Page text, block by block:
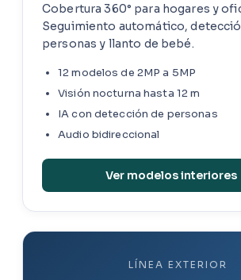
Cobertura 360° para hogares y
Seguimiento automático,
personas y llanto de bebé.
12 modelos de 2MP a 5MP
Visión nocturna hasta 12 m
IA con detección de personas
Audio bidireccional
Ver modelos interiores
LÍNEA EXTERIOR